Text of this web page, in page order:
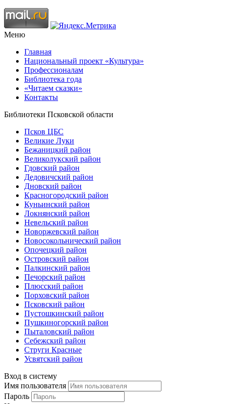
Меню
Главная
Национальный проект «Культура»
Профессионалам
Библиотека года
«Читаем сказки»
Контакты
Библиотеки Псковской области
Псков ЦБС
Великие Луки
Бежаницкий район
Великолукский район
Гдовский район
Дедовичский район
Дновский район
Красногородский район
Куньинский район
Локнянский район
Невельский район
Новоржевский район
Новосокольнический район
Опочецкий район
Островский район
Палкинский район
Печорский район
Плюсский район
Порховский район
Псковский район
Пустошкинский район
Пушкиногорский район
Пыталовский район
Себежский район
Струги Красные
Усвятский район
Вход в систему
Имя пользователя
Пароль